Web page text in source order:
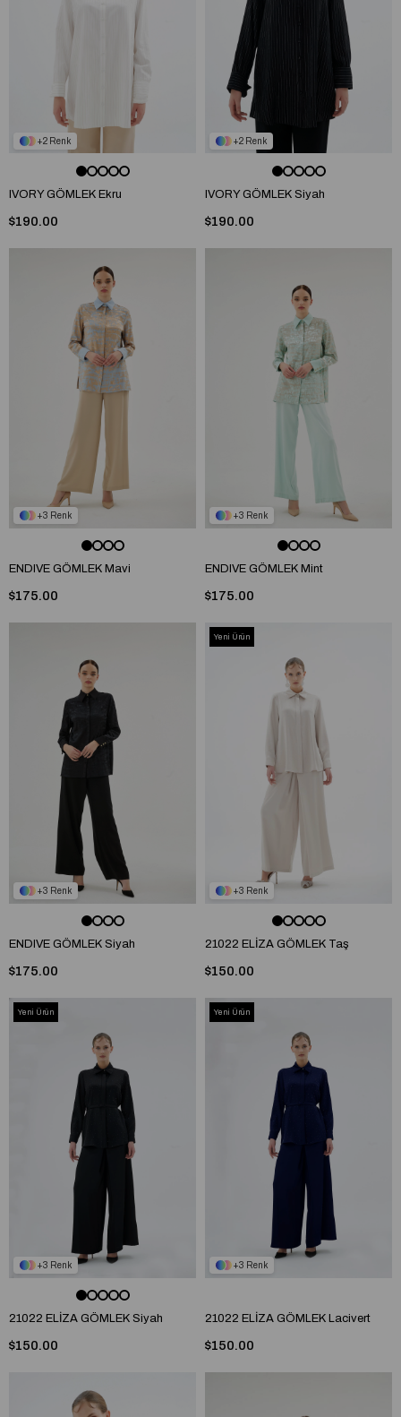
2
IVORY GÖMLEK Ekru
$190.00
2
IVORY GÖMLEK Siyah
$190.00
3
ENDIVE GÖMLEK Mavi
$175.00
3
ENDIVE GÖMLEK Mint
$175.00
3
ENDIVE GÖMLEK Siyah
$175.00
3
21022 ELİZA GÖMLEK Taş
$150.00
Yeni Ürün
3
21022 ELİZA GÖMLEK Siyah
$150.00
Yeni Ürün
3
21022 ELİZA GÖMLEK Lacivert
$150.00
Yeni Ürün